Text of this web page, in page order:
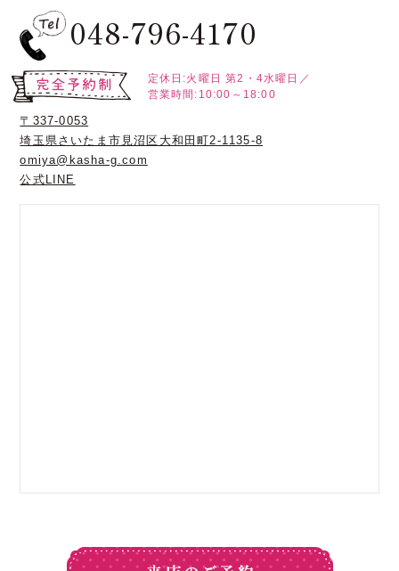
048-796-4170
定休日:火曜日 第2・4水曜日／
営業時間:10:00～18:00
〒337-0053
埼玉県さいたま市見沼区大和田町2-1135-8
omiya@kasha-g.com
公式LINE